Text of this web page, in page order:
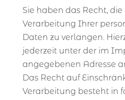
Sie haben das Recht,
Verarbeitung Ihrer
Daten zu verlangen.
jederzeit unter der im
angegebenen Adresse
Das Recht auf
Verarbeitung besteht in